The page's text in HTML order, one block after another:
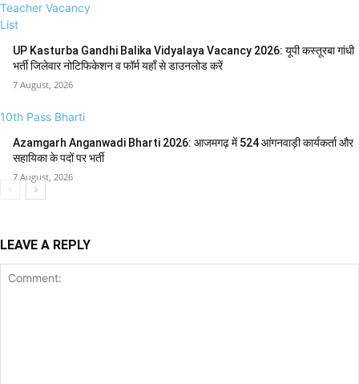
Teacher Vacancy
List
UP Kasturba Gandhi Balika Vidyalaya Vacancy 2026: यूपी कस्तूरबा गांधी
भर्ती जिलेवार नोटिफिकेशन व फॉर्म यहाँ से डाउनलोड करें
7 August, 2026
10th Pass Bharti
Azamgarh Anganwadi Bharti 2026: आजमगढ़ में 524 आंगनवाड़ी कार्यकर्ता और
सहायिका के पदों पर भर्ती
7 August, 2026
LEAVE A REPLY